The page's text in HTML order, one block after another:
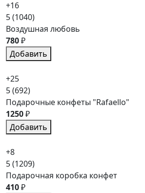
+16
5(1040)
Воздушная любовь
780₽
Добавить
+25
5(692)
Подарочные конфеты "Rafaello"
1250₽
Добавить
+8
5(1209)
Подарочная коробка конфет
410₽